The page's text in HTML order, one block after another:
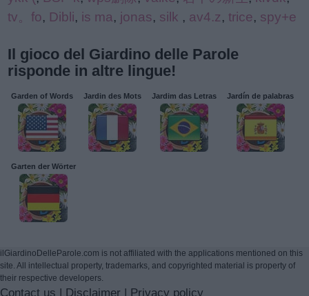
tv。fo, Dibli, is ma, jonas, silk , av4.z, trice, spy+e
Il gioco del Giardino delle Parole
risponde in altre lingue!
Garden of Words Jardin des Mots Jardim das Letras Jardín de palabras
Garten der Wörter
ilGiardinoDelleParole.com is not affiliated with the applications mentioned on this
site. All intellectual property, trademarks, and copyrighted material is property of
their respective developers.
Contact us | Disclaimer | Privacy policy